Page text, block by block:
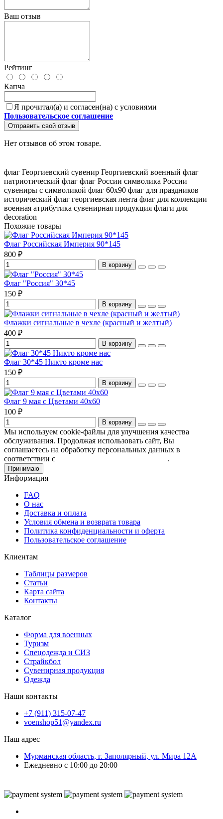
Ваш отзыв
Рейтинг
Капча
Я прочитал(а) и согласен(на) с условиями
Пользовательское соглашение
Отправить свой отзыв
Нет отзывов об этом товаре.
флаг Георгиевский сувенир Георгиевский военный флаг
патриотический флаг флаг России символика России
сувениры с символикой флаг 60х90 флаг для праздников
исторический флаг георгиевская лента флаг для коллекции
военная атрибутика сувенирная продукция флаги для
decoration
Похожие товары
Флаг Российская Империя 90*145
800 ₽
В корзину
Флаг "Россия" 30*45
150 ₽
В корзину
Флажки сигнальные в чехле (красный и желтый)
400 ₽
В корзину
Флаг 30*45 Никто кроме нас
150 ₽
В корзину
Флаг 9 мая с Цветами 40х60
100 ₽
В корзину
Мы используем cookie-файлы для улучшения качества
обслуживания. Продолжая использовать сайт, Вы
соглашаетесь на обработку персональных данных в
соответствии с
.
Принимаю
Информация
FAQ
О нас
Доставка и оплата
Условия обмена и возврата товара
Политика конфиденциальности и оферта
Пользовательское соглашение
Клиентам
Таблицы размеров
Статьи
Карта сайта
Контакты
Каталог
Форма для военных
Туризм
Спецодежда и СИЗ
Страйкбол
Сувенирная продукция
Одежда
Наши контакты
+7 (911) 315-07-47
voenshop51@yandex.ru
Наш адрес
Мурманская область, г. Заполярный, ул. Мира 12А
Ежедневно с 10:00 до 20:00